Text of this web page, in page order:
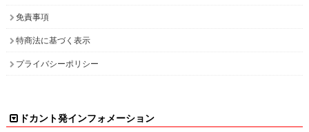
免責事項
特商法に基づく表示
プライバシーポリシー
ドカント発インフォメーション